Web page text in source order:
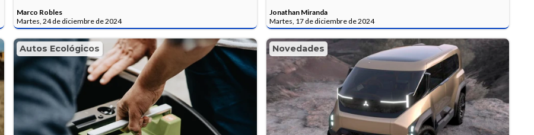
Marco Robles
Martes, 24 de diciembre de 2024
Jonathan Miranda
Martes, 17 de diciembre de 2024
Autos Ecológicos Novedades